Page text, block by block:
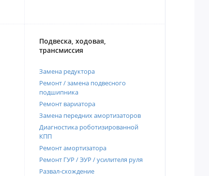
Подвеска, ходовая,
трансмиссия
Замена редуктора
Ремонт / замена подвесного
подшипника
Ремонт вариатора
Замена передних амортизаторов
Диагностика роботизированной
КПП
Ремонт амортизатора
Ремонт ГУР / ЭУР / усилителя руля
Развал-схождение